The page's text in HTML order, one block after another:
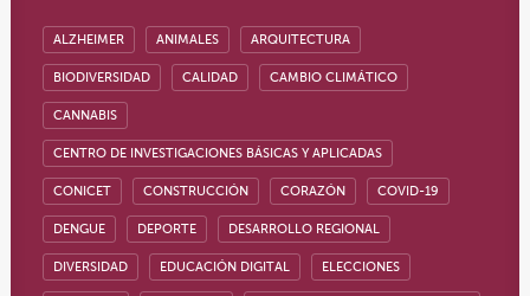
ALZHEIMER ANIMALES ARQUITECTURA
BIODIVERSIDAD CALIDAD CAMBIO CLIMÁTICO
CANNABIS
CENTRO DE INVESTIGACIONES BÁSICAS Y APLICADAS
CONICET CONSTRUCCIÓN CORAZÓN COVID-19
DENGUE DEPORTE DESARROLLO REGIONAL
DIVERSIDAD EDUCACIÓN DIGITAL ELECCIONES